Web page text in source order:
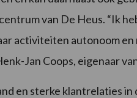
van De Heus. “Ik
activiteiten autonoom
Jan Coops, eigenaar
en sterke klantrelaties in